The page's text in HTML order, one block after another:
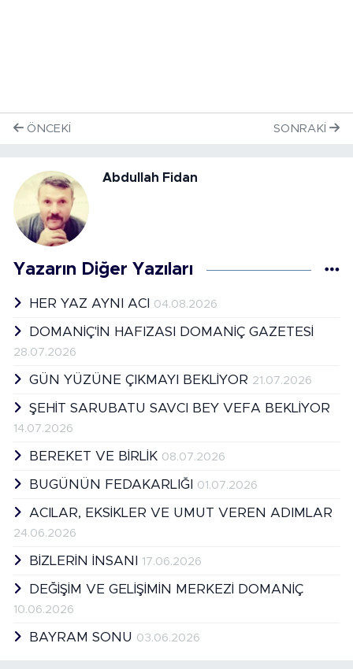
ÖNCEKI SONRAKI
Abdullah Fidan
Yazarın Diğer Yazıları
HER YAZ AYNI ACI 04.08.2026
DOMANİÇ'İN HAFIZASI DOMANİÇ GAZETESİ
28.07.2026
GÜN YÜZÜNE ÇIKMAYI BEKLİYOR 21.07.2026
ŞEHİT SARUBATU SAVCI BEY VEFA BEKLİYOR
14.07.2026
BEREKET VE BİRLİK 08.07.2026
BUGÜNÜN FEDAKARLIĞI 01.07.2026
ACILAR, EKSİKLER VE UMUT VEREN ADIMLAR
24.06.2026
BİZLERİN İNSANI 17.06.2026
DEĞİŞİM VE GELİŞİMİN MERKEZİ DOMANİÇ
10.06.2026
BAYRAM SONU 03.06.2026